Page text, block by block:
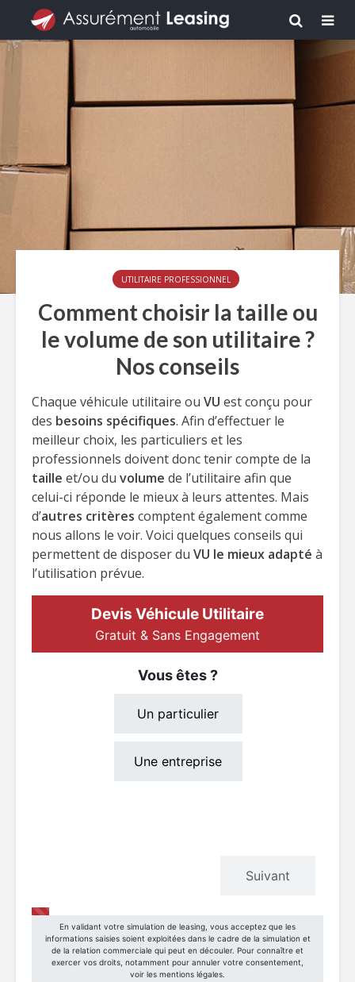
UTILITAIRE PROFESSIONNEL
Comment choisir la taille ou
le volume de son utilitaire ?
Nos conseils
Chaque véhicule utilitaire ou VU est conçu pour
des besoins spécifiques. Afin d’effectuer le
meilleur choix, les particuliers et les
professionnels doivent donc tenir compte de la
taille et/ou du volume de l’utilitaire afin que
celui-ci réponde le mieux à leurs attentes. Mais
d’autres critères comptent également comme
nous allons le voir. Voici quelques conseils qui
permettent de disposer du VU le mieux adapté à
l’utilisation prévue.